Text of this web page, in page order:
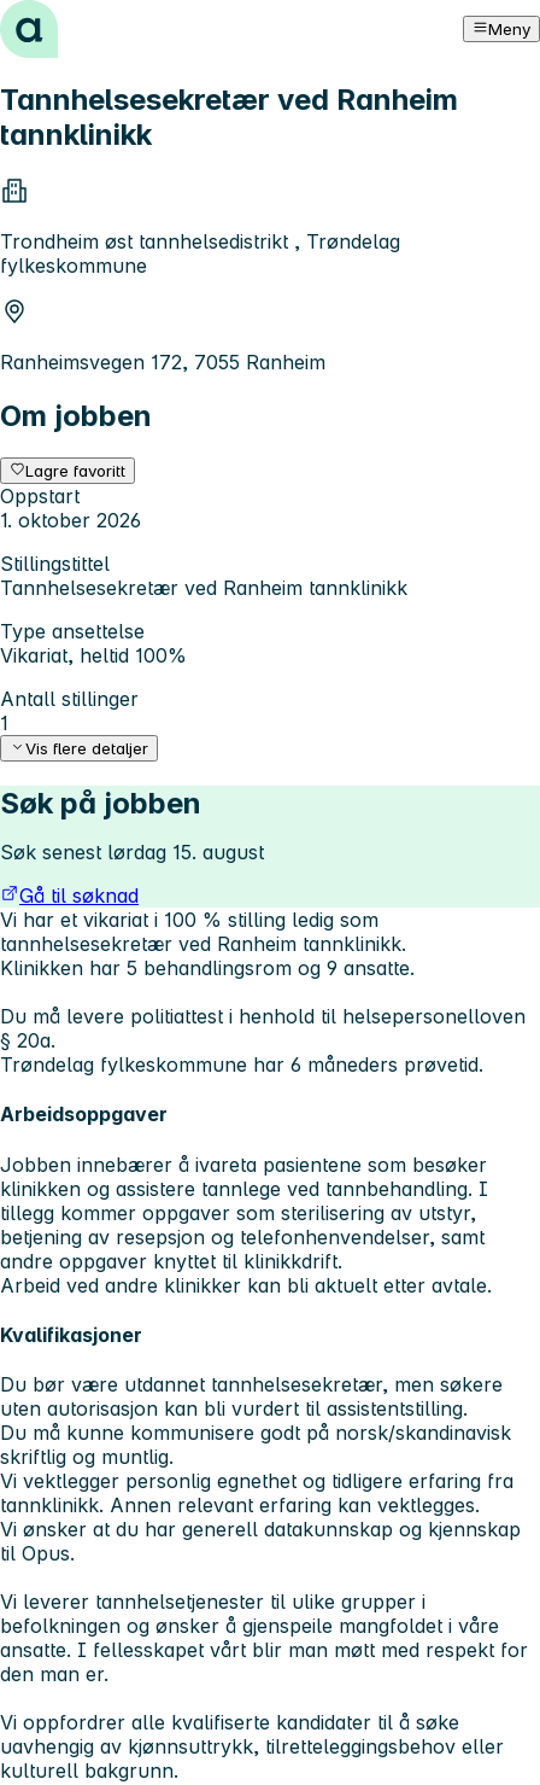
Hopp til innhold Meny
Tannhelsesekretær ved Ranheim
tannklinikk
Trondheim øst tannhelsedistrikt , Trøndelag
fylkeskommune
Ranheimsvegen 172, 7055 Ranheim
Om jobben
Lagre favoritt
Oppstart
1. oktober 2026
Stillingstittel
Tannhelsesekretær ved Ranheim tannklinikk
Type ansettelse
Vikariat, heltid 100%
Antall stillinger
1
Vis flere detaljer
Søk på jobben
Søk senest lørdag 15. august
Gå til søknad
Vi har et vikariat i 100 % stilling ledig som
tannhelsesekretær ved Ranheim tannklinikk.
Klinikken har 5 behandlingsrom og 9 ansatte.
Du må levere politiattest i henhold til helsepersonelloven
§ 20a.
Trøndelag fylkeskommune har 6 måneders prøvetid.
Arbeidsoppgaver
Jobben innebærer å ivareta pasientene som besøker
klinikken og assistere tannlege ved tannbehandling. I
tillegg kommer oppgaver som sterilisering av utstyr,
betjening av resepsjon og telefonhenvendelser, samt
andre oppgaver knyttet til klinikkdrift.
Arbeid ved andre klinikker kan bli aktuelt etter avtale.
Kvalifikasjoner
Du bør være utdannet tannhelsesekretær, men søkere
uten autorisasjon kan bli vurdert til assistentstilling.
Du må kunne kommunisere godt på norsk/skandinavisk
skriftlig og muntlig.
Vi vektlegger personlig egnethet og tidligere erfaring fra
tannklinikk. Annen relevant erfaring kan vektlegges.
Vi ønsker at du har generell datakunnskap og kjennskap
til Opus.
Vi leverer tannhelsetjenester til ulike grupper i
befolkningen og ønsker å gjenspeile mangfoldet i våre
ansatte. I fellesskapet vårt blir man møtt med respekt for
den man er.
Vi oppfordrer alle kvalifiserte kandidater til å søke
uavhengig av kjønnsuttrykk, tilretteleggingsbehov eller
kulturell bakgrunn.